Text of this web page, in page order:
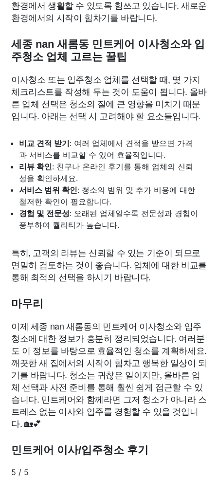
환경에서 생활할 수 있도록 힘쓰고 있습니다. 새로운
환경에서의 시작이 힘차기를 바랍니다.
세종 nan 새롬동 민트케어 이사청소와 입
주청소 업체 고르는 꿀팁
이사청소 또는 입주청소 업체를 선택할 때, 몇 가지
체크리스트를 작성해 두는 것이 도움이 됩니다. 올바
른 업체 선택은 청소의 질에 큰 영향을 미치기 때문
입니다. 아래는 선택 시 고려해야 할 요소들입니다.
비교 견적 받기: 여러 업체에서 견적을 받으면 가격
과 서비스를 비교할 수 있어 효율적입니다.
리뷰 확인: 친구나 온라인 후기를 통해 업체의 신뢰
성을 확인하세요.
서비스 범위 확인: 청소의 범위 및 추가 비용에 대한
철저한 확인이 필요합니다.
경험 및 전문성: 오래된 업체일수록 전문성과 경험이
풍부하여 퀄리티가 높습니다.
특히, 고객의 리뷰는 신뢰할 수 있는 기준이 되므로
면밀히 검토하는 것이 좋습니다. 업체에 대한 비교를
통해 최적의 선택을 하시기 바랍니다.
마무리
이제 세종 nan 새롬동의 민트케어 이사청소와 입주
청소에 대한 정보가 충분히 정리되었습니다. 여러분
도 이 정보를 바탕으로 효율적인 청소를 계획하세요.
깨끗한 새 집에서의 시작이 힘차고 행복한 일상이 되
기를 바랍니다. 청소는 귀찮은 일이지만, 올바른 업
체 선택과 사전 준비를 통해 훨씬 쉽게 접근할 수 있
습니다. 민트케어와 함께라면 그저 청소가 아니라 스
트레스 없는 이사와 입주를 경험할 수 있을 것입니
다. 🏡💕
민트케어 이사/입주청소 후기
5 / 5